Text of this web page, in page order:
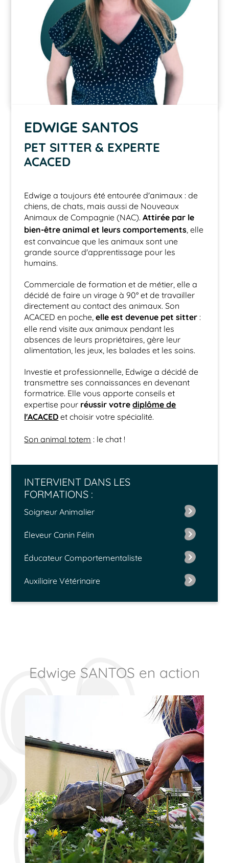
EDWIGE SANTOS
PET SITTER & EXPERTE
ACACED
Edwige a toujours été entourée d'animaux : de
chiens, de chats, mais aussi de Nouveaux
Animaux de Compagnie (NAC).Attirée par le
bien-être animal et leurs comportements , elle
est convaincue que les animaux sont une
grande source d'apprentissage pour les
humains.
Commerciale de formation et de métier, elle a
décidé de faire un virage à 90° et de travailler
directement au contact des animaux. Son
ACACED en poche,elle est devenue pet sitter :
elle rend visite aux animaux pendant les
absences de leurs propriétaires, gère leur
alimentation, les jeux, les balades et les soins.
Investie et professionnelle, Edwige a décidé de
transmettre ses connaissances en devenant
formatrice. Elle vous apporte conseils et
expertise pour réussir votrediplôme de
l'ACACEDet choisir votre spécialité.
Son animal totem : le chat !
INTERVIENT DANS LES
FORMATIONS :
Soigneur Animalier
Éleveur Canin Félin
Éducateur Comportementaliste
Auxiliaire Vétérinaire
Edwige SANTOS en action